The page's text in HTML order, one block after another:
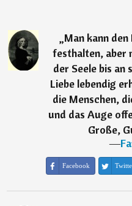
„Man kann
festhalten, aber
der Seele bis an
Liebe lebendig
die Menschen,
und das Auge
Große,
―
Facebook